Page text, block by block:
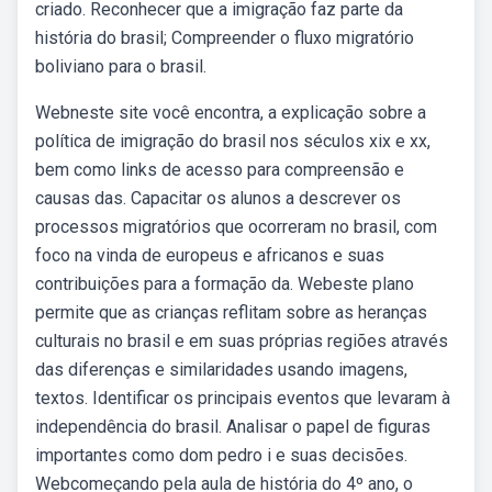
criado. Reconhecer que a imigração faz parte da
história do brasil; Compreender o fluxo migratório
boliviano para o brasil.
Webneste site você encontra, a explicação sobre a
política de imigração do brasil nos séculos xix e xx,
bem como links de acesso para compreensão e
causas das. Capacitar os alunos a descrever os
processos migratórios que ocorreram no brasil, com
foco na vinda de europeus e africanos e suas
contribuições para a formação da. Webeste plano
permite que as crianças reflitam sobre as heranças
culturais no brasil e em suas próprias regiões através
das diferenças e similaridades usando imagens,
textos. Identificar os principais eventos que levaram à
independência do brasil. Analisar o papel de figuras
importantes como dom pedro i e suas decisões.
Webcomeçando pela aula de história do 4º ano, o